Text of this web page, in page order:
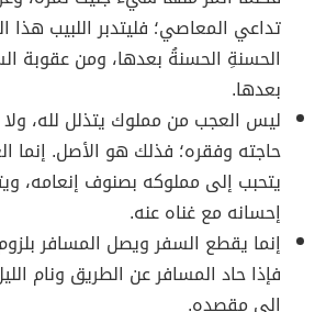
تداعي المعاصي؛ فليتدبر اللبيب هذا
الحسنةِ الحسنةُ بعدها، ومن عقوبة
بعدها.
ليس العجب من مملوك يتذلل لله،
حاجته وفقره؛ فذلك هو الأصل. إنما
يتحبب إلى مملوكه بصنوف إنعامه،
إحسانه مع غناه عنه.
إنما يقطع السفر ويصل المسافر
فإذا حاد المسافر عن الطريق ونام
إلى مقصده.